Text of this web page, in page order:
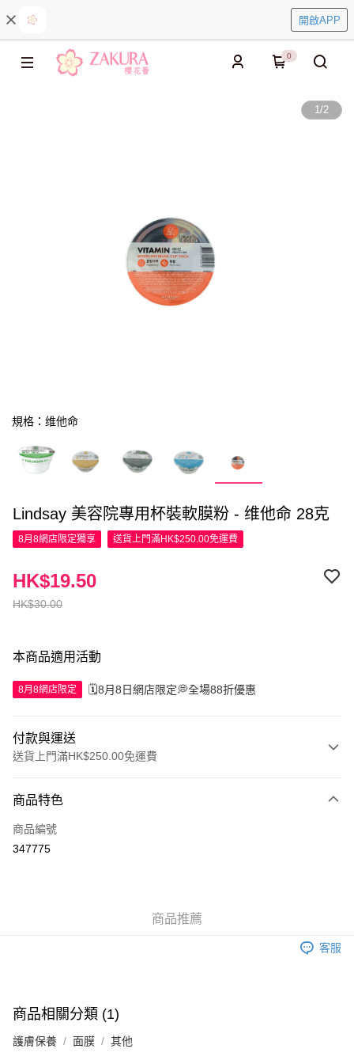
開啟APP
0
1/2
規格：维他命
Lindsay 美容院專用杯裝軟膜粉 - 维他命 28克
8月8網店限定獨享 送貨上門滿HK$250.00免運費
HK$30.00
HK$19.50
本商品適用活動
8月8網店限定 🗓️8月8日網店限定💭全場88折優惠
付款與運送
送貨上門滿HK$250.00免運費
信用卡
Apple Pay
付款後門市自取，訂單確認後2-4個工作天到店，7天內取。逾期後
商品特色
商品編號
347775
商品推薦
客服
商品相關分類 (1)
護膚保養 面膜 其他